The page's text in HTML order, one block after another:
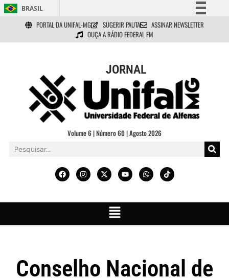
BRASIL
Simplifique!
Comunica BR
Acesso à informação
Legislação
Canais
PORTAL DA UNIFAL-MG SUGERIR PAUTA
ASSINAR NEWSLETTER
OUÇA A RÁDIO FEDERAL FM
JORNAL
Volume 6 | Número 60 | Agosto 2026
Conselho Nacional de